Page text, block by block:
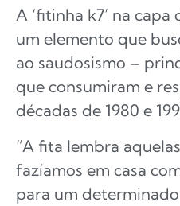
A ‘fitinha k7’ na
um elemento que
ao saudosismo –
que consumiram e
décadas de 1980 e
“A fita lembra
fazíamos em casa
para um